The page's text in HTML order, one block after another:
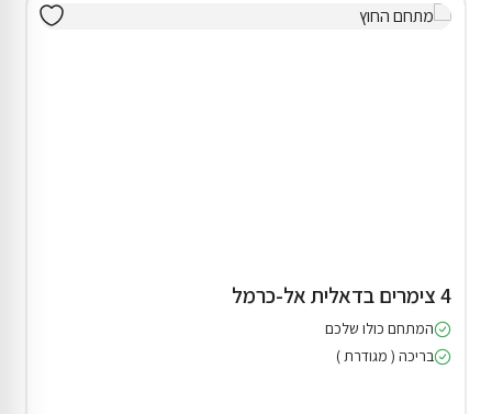
4 צימרים בדאלית אל-כרמל
המתחם כולו שלכם
בריכה ( מגודרת )